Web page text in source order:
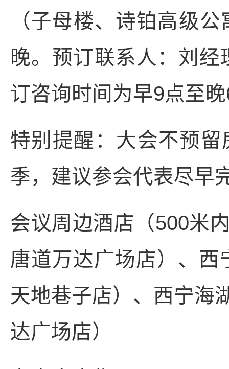
（子母楼、诗铂高级
晚。预订联系人：刘
订咨询时间为早9点至
特别提醒：大会不预
季，建议参会代表尽早
会议周边酒店（500米
唐道万达广场店）、
天地巷子店）、西宁海
达广场店）